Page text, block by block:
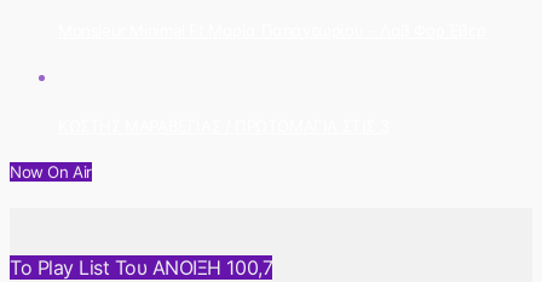
Now On Air
Το Play List Του ΑΝΟΙΞΗ 100,7